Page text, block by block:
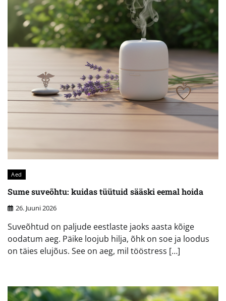
Aed
Sume suveõhtu: kuidas tüütuid sääski eemal hoida
26. Juuni 2026
Suveõhtud on paljude eestlaste jaoks aasta kõige
oodatum aeg. Päike loojub hilja, õhk on soe ja loodus
on täies elujõus. See on aeg, mil tööstress […]